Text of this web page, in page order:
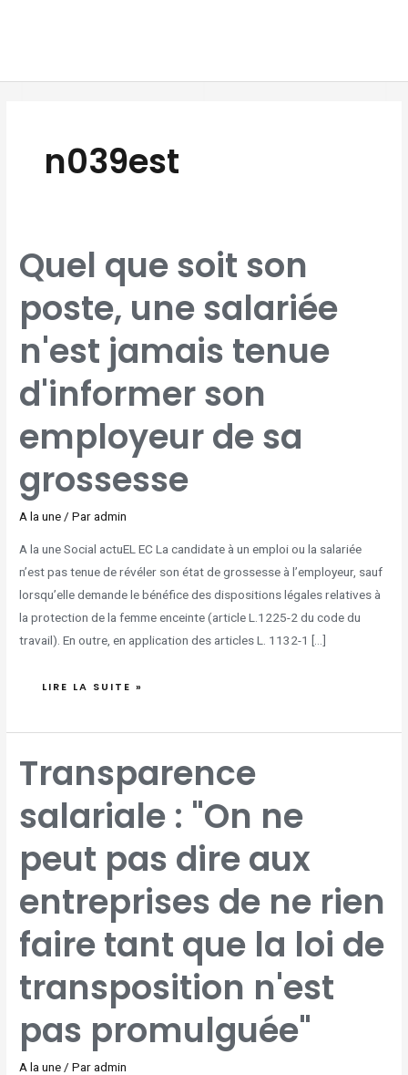
n039est
Quel que soit son
poste, une salariée
n'est jamais tenue
d'informer son
employeur de sa
grossesse
A la une/ Paradmin
A la une Social actuEL EC La candidate à un emploi ou la salariée
n’est pas tenue de révéler son état de grossesse à l’employeur, sauf
lorsqu’elle demande le bénéfice des dispositions légales relatives à
la protection de la femme enceinte (article L.1225-2 du code du
travail). En outre, en application des articles L. 1132-1 […]
QUE
SOIT
SON
POSTE,
SALARIÉE
N'EST
JAMAIS
D'INFORMER
SON
EMPLOYEUR
DE
SA
GROSSESSE
LIRE LA SUITE »
Transparence
salariale : "On ne
peut pas dire aux
entreprises de ne rien
faire tant que la loi de
transposition n'est
pas promulguée"
A la une / Paradmin
SALARIALE
:
"ON
PEUT
PAS
DIRE
AUX
NE
RIEN
FAIRE
QUE
LA
TRANSPOSITION
N'EST
PAS
PROMULGUÉE"